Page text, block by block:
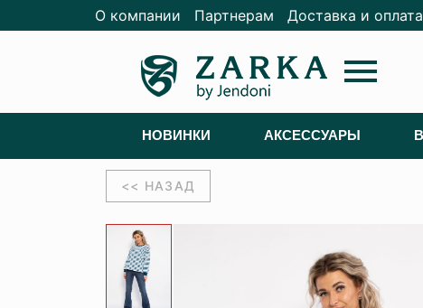
О компании Партнерам Доставка и оплата
menu
НОВИНКИ АКСЕССУАРЫ
<< НАЗАД